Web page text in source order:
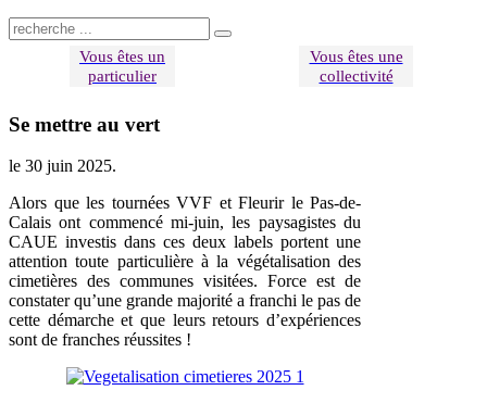
Vous êtes un
particulier
Vous êtes une
collectivité
Se mettre au vert
le 30 juin 2025.
Alors que les tournées VVF et Fleurir le Pas-de-
Calais ont commencé mi-juin, les paysagistes du
CAUE investis dans ces deux labels portent une
attention toute particulière à la végétalisation des
cimetières des communes visitées. Force est de
constater qu’une grande majorité a franchi le pas de
cette démarche et que leurs retours d’expériences
sont de franches réussites !